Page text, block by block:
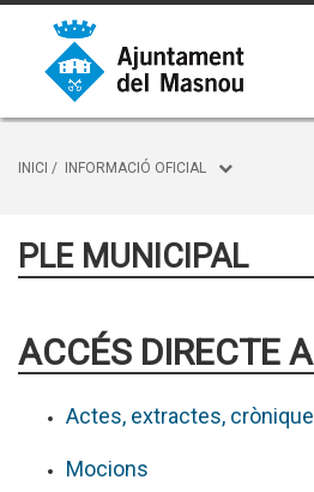
INICI / INFORMACIÓ OFICIAL
PLE MUNICIPAL
ACCÉS DIRECTE
Actes, extractes,
Mocions